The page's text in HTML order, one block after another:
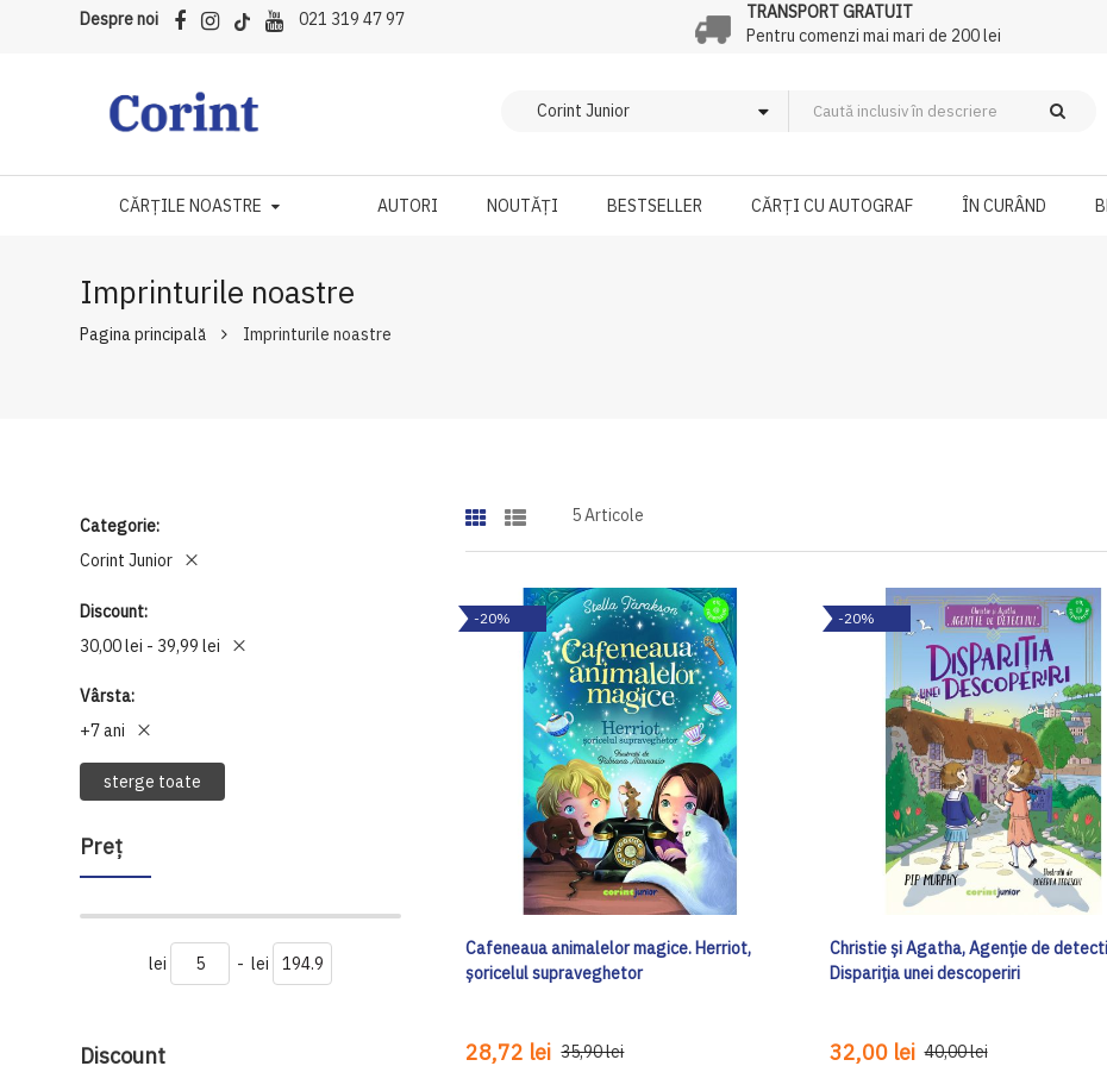
Despre noi 021 319 47 97
TRANSPORT GRATUIT
Pentru comenzi mai mari de 200 lei
CĂRȚILE NOASTRE AUTORI NOUTĂȚI BESTSELLER CĂRȚI CU AUTOGRAF ÎN CURÂND
Imprinturile noastre
Pagina principală Imprinturile noastre
Categorie
Corint Junior
Discount
30,00 lei - 39,99 lei
Vârsta
+7 ani
sterge toate
Preţ
lei - lei
Discount
5Articole
-20%
Cafeneaua animalelor magice. Herriot,
șoricelul supraveghetor
28,72 lei 35,90 lei
-20%
Christie și Agatha, Agenție de
Dispariția unei descoperiri
32,00 lei 40,00 lei